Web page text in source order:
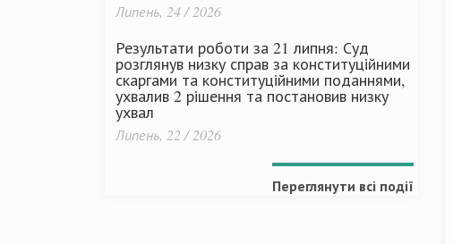
Липень, 24 / 2026
Результати роботи за 21 липня: Суд
розглянув низку справ за конституційними
скаргами та конституційними поданнями,
ухвалив 2 рішення та постановив низку
ухвал
Липень, 22 / 2026
Переглянути всі події